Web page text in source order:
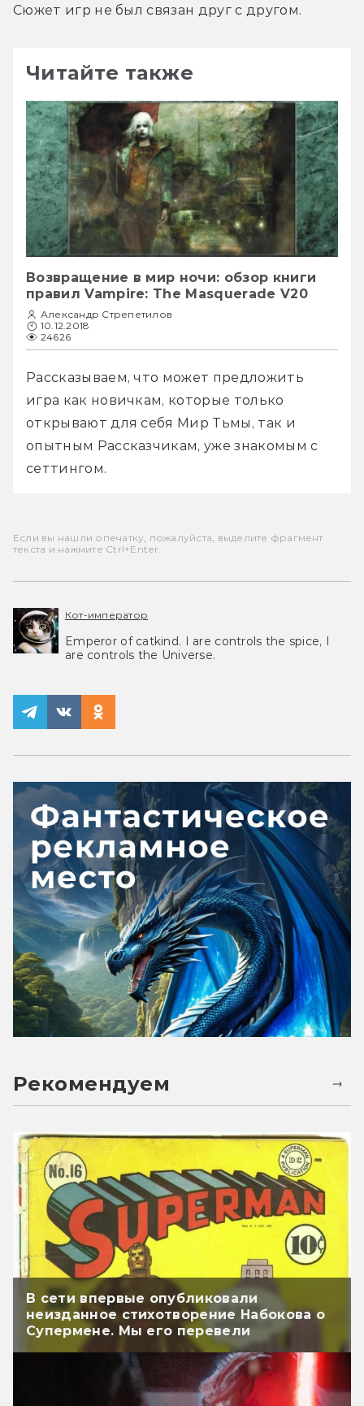
Сюжет игр не был связан друг с другом.
Читайте также
Возвращение в мир ночи: обзор книги
правил Vampire: The Masquerade V20
Александр Стрепетилов
10.12.2018
24626
Рассказываем, что может предложить
игра как новичкам, которые только
открывают для себя Мир Тьмы, так и
опытным Рассказчикам, уже знакомым с
сеттингом.
Если вы нашли опечатку, пожалуйста, выделите фрагмент
текста и нажмите Ctrl+Enter.
Кот-император
Emperor of catkind. I are controls the spice, I
are controls the Universe.
Рекомендуем
В сети впервые опубликовали
неизданное стихотворение Набокова о
Супермене. Мы его перевели